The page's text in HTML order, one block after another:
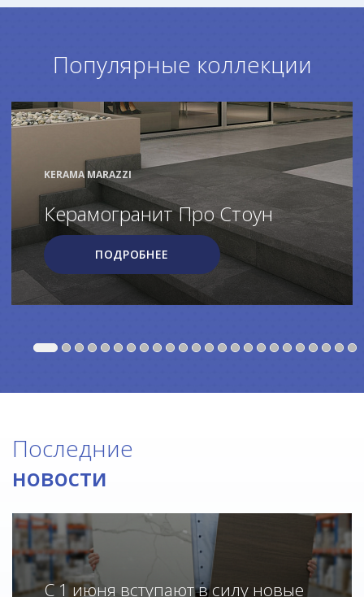
Популярные коллекции
KERAMA MARAZZI
Керамогранит Про Стоун
ПОДРОБНЕЕ
Последние
новости
С 1 июня вступают в силу новые